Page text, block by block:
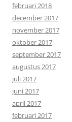
februari 2018
december 2017
november 2017
oktober 2017
september 2017
augustus 2017
juli 2017
juni 2017
april 2017
februari 2017